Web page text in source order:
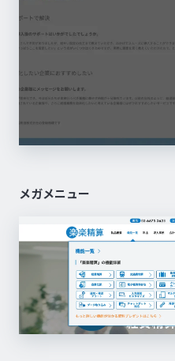
メガメニュー